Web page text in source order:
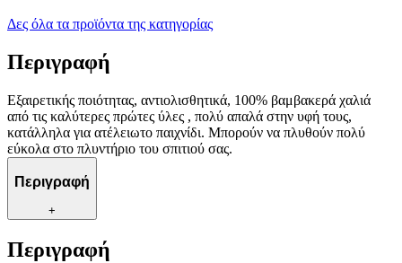
Δες όλα τα προϊόντα της κατηγορίας
Περιγραφή
Εξαιρετικής ποιότητας, αντιολισθητικά, 100% βαμβακερά χαλιά
από τις καλύτερες πρώτες ύλες , πολύ απαλά στην υφή τους,
κατάλληλα για ατέλειωτο παιχνίδι. Μπορούν να πλυθούν πολύ
εύκολα στο πλυντήριο του σπιτιού σας.
Περιγραφή
+
Περιγραφή